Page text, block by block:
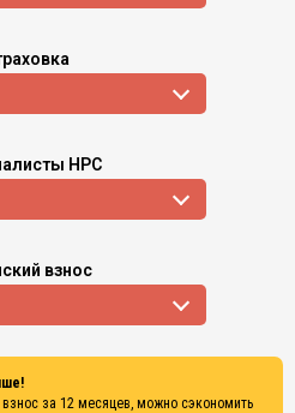
НРС
взнос
взнос за 12 месяцев, можно сэкономить